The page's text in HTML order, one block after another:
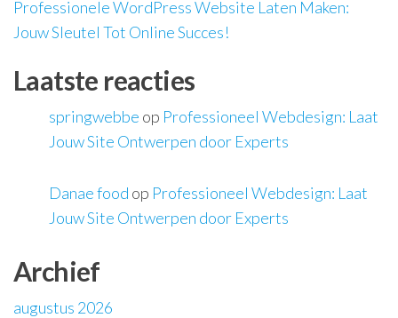
Professionele WordPress Website Laten Maken:
Jouw Sleutel Tot Online Succes!
Laatste reacties
springwebbe op Professioneel Webdesign: Laat
Jouw Site Ontwerpen door Experts
Danae food op Professioneel Webdesign: Laat
Jouw Site Ontwerpen door Experts
Archief
augustus 2026